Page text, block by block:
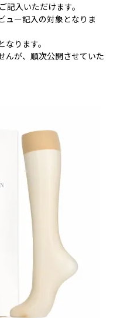
入いただけます。
ュー記入の対象となりま
ります。
んが、順次公開させていた